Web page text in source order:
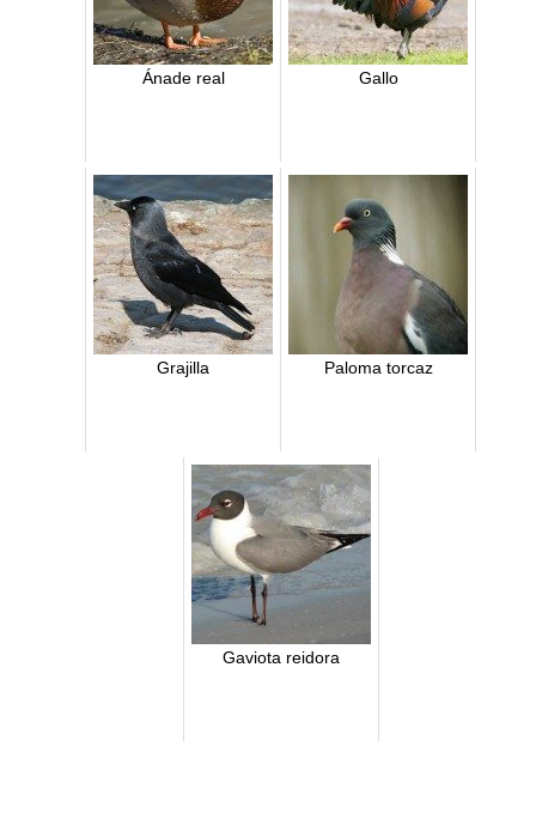
Ánade real Gallo
Grajilla Paloma torcaz
Gaviota reidora